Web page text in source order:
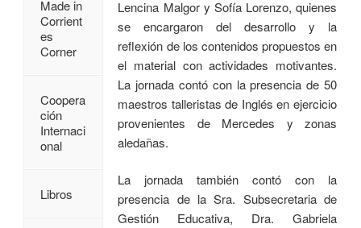
Lencina Malgor y Sofía Lorenzo, quienes
se encargaron del desarrollo y la
reflexión de los contenidos propuestos en
el material con actividades motivantes.
La jornada contó con la presencia de 50
maestros talleristas de Inglés en ejercicio
provenientes de Mercedes y zonas
aledañas.
La jornada también contó con la
presencia de la Sra. Subsecretaria de
Gestión Educativa, Dra. Gabriela
Made in
Corrient
es
Corner
Coopera
ción
Internaci
onal
Libros